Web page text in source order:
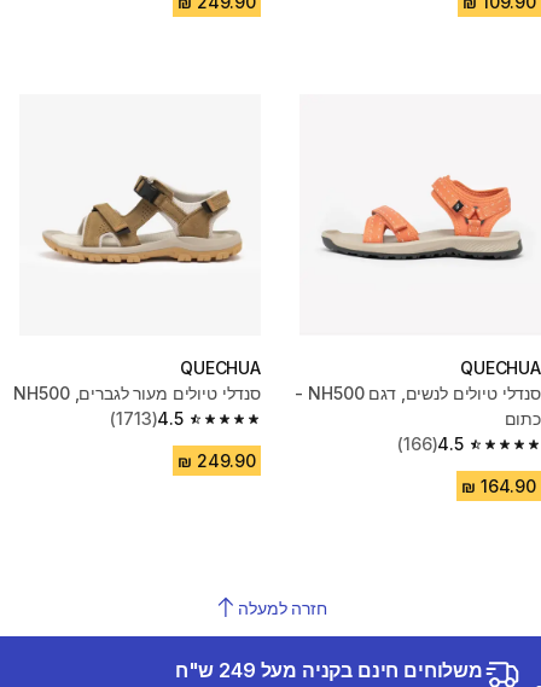
QUECHUA
סנדלי טיולים לנשים, דגם NH500 -
כתום
4.5
4.5 out of 5 stars from 166 reviews
(166)
QUECHUA
סנדלי טיולים מעור לגברים, NH500
4.5
4.5 out of 5 stars from 1713 reviews
(1713)
חזרה למעלה
משלוחים חינם בקניה מעל 249 ש"ח